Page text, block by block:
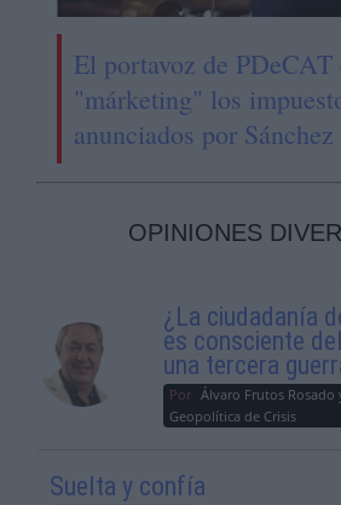
El portavoz de
"márketing" los
anunciados por Sánchez
OPINIONES
¿La ciudadanía
es consciente
una tercera
Por Álvaro Frutos Rosado
Geopolítica de Crisis
Suelta y confía